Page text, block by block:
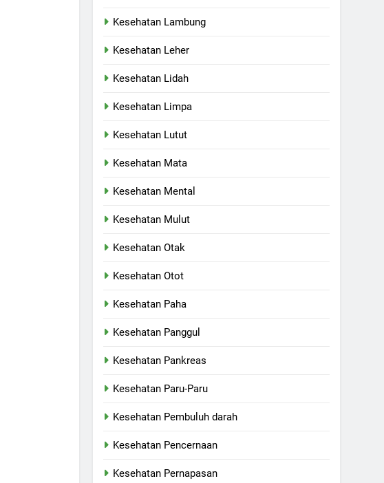
Kesehatan Lambung
Kesehatan Leher
Kesehatan Lidah
Kesehatan Limpa
Kesehatan Lutut
Kesehatan Mata
Kesehatan Mental
Kesehatan Mulut
Kesehatan Otak
Kesehatan Otot
Kesehatan Paha
Kesehatan Panggul
Kesehatan Pankreas
Kesehatan Paru-Paru
Kesehatan Pembuluh darah
Kesehatan Pencernaan
Kesehatan Pernapasan